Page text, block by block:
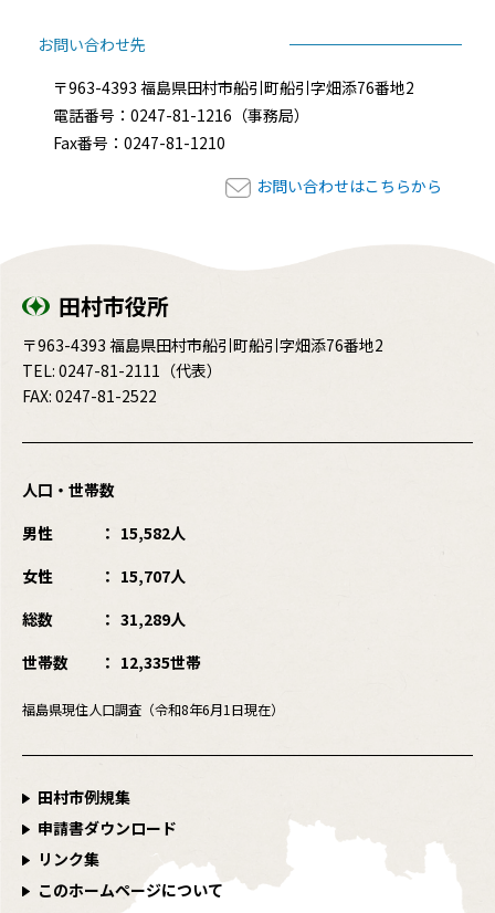
お問い合わせ先
〒963-4393 福島県田村市船引町船引字畑添76番地2
電話番号：0247-81-1216（事務局）
Fax番号：0247-81-1210
お問い合わせはこちらから
田村市役所
〒963-4393 福島県田村市船引町船引字畑添76番地2
TEL: 0247-81-2111 （代表）
FAX: 0247-81-2522
人口・世帯数
男性
15,582人
女性
15,707人
総数
31,289人
世帯数
12,335世帯
福島県現住人口調査（令和8年6月1日現在）
田村市例規集
申請書ダウンロード
リンク集
このホームページについて